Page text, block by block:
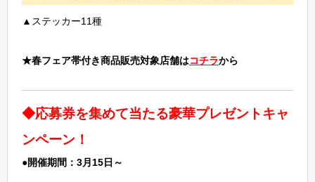
▲ステッカー11種
★春フェア帯付き商品販売対象店舗はコチラから
◆応募券を集めて当たる豪華プレゼントキャ
ンペーン！
●開催期間：3月15日～